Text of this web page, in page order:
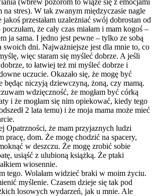
na stres). W tak zwanym międzyczasie nagle
jakoś przestałam uzależniać swój dobrostan od
że cały czas miałam i mam kogoś –
ja sama. I jedno jest pewne – tylko ze sobą
swoich dni. Najważniejsze jest dla mnie to, co
więc staram się myśleć dobrze. A jeśli
to łatwiej też mi myśleć dobrze i
uczucie. Okazało się, że mogę być
będąc niczyją dziewczyną, żoną, czy mamą.
wdzięczność, że mogłam być córką
i że mogłam się nim opiekować, kiedy tego
2 lata temu) i że moja mama może mieć
Opatrzności, że mam przyjaznych ludzi
pracę, dom. Że mogę chodzić na spacery,
w deszczu. Że mogę zrobić sobie
usiąść z ulubioną książką. Że ptaki
wiosennie.
tego. Wolałam widzieć braki w moim życiu.
myślenie. Czasem dzieje się tak pod
losowych wydarzeń, jak u mnie. Ale